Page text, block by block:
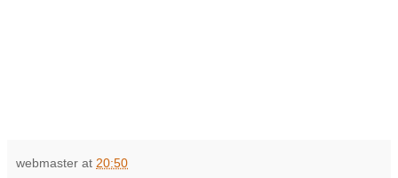
webmaster at 20:50